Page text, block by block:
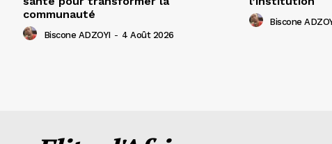
communauté
Biscone ADZOYI - 4 Août 2026
Biscone